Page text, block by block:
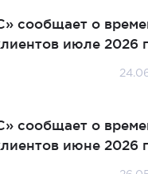
сообщает о
июле 2026
сообщает о
июне 2026